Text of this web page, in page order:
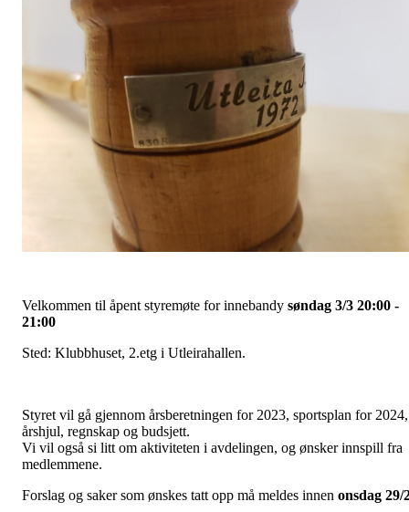
Velkommen til åpent styremøte for innebandy søndag 3/3 20:00 -
21:00
Sted: Klubbhuset, 2.etg i Utleirahallen.
Styret vil gå gjennom årsberetningen for 2023, sportsplan for 2024,
årshjul, regnskap og budsjett.
Vi vil også si litt om aktiviteten i avdelingen, og ønsker innspill fra
medlemmene.
Forslag og saker som ønskes tatt opp må meldes innen onsdag 29/